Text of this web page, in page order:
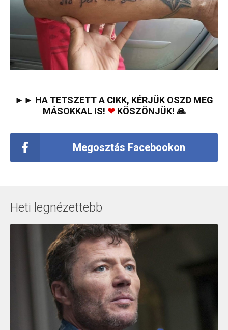
►► HA TETSZETT A CIKK, KÉRJÜK OSZD MEG
MÁSOKKAL IS! ❤KÖSZÖNJÜK! 🙏
Megosztás Facebookon
Heti legnézettebb